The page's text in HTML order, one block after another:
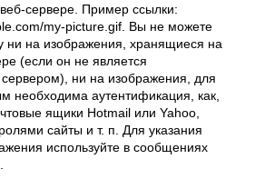
сервере. Пример ссылки:
my-picture.gif. Вы не можете
ни на изображения, хранящиеся на
(если он не является
ни на изображения, для
необходима аутентификация, как,
ящики Hotmail или Yahoo,
сайты и т. п. Для указания
используйте в сообщениях